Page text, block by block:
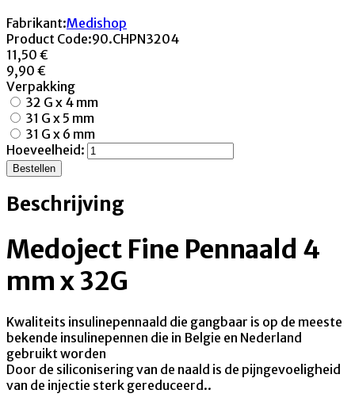
Fabrikant:Medishop
Product Code:90.CHPN3204
11,50 €
9,90 €
Verpakking
32 G x 4 mm
31 G x 5 mm
31 G x 6 mm
Hoeveelheid:
Bestellen
Beschrijving
Medoject Fine Pennaald 4
mm x 32G
Kwaliteits insulinepennaald die gangbaar is op de meeste
bekende insulinepennen die in Belgie en Nederland
gebruikt worden
Door de siliconisering van de naald is de pijngevoeligheid
van de injectie sterk gereduceerd..